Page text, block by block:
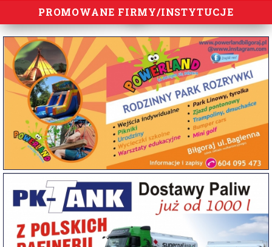
PROMOWANE FIRMY/INSTYTUCJE